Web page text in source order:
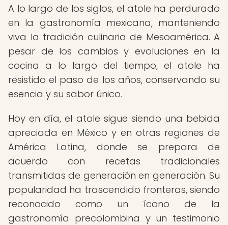
A lo largo de los siglos, el atole ha perdurado
en la gastronomía mexicana, manteniendo
viva la tradición culinaria de Mesoamérica. A
pesar de los cambios y evoluciones en la
cocina a lo largo del tiempo, el atole ha
resistido el paso de los años, conservando su
esencia y su sabor único.
Hoy en día, el atole sigue siendo una bebida
apreciada en México y en otras regiones de
América Latina, donde se prepara de
acuerdo con recetas tradicionales
transmitidas de generación en generación. Su
popularidad ha trascendido fronteras, siendo
reconocido como un ícono de la
gastronomía precolombina y un testimonio